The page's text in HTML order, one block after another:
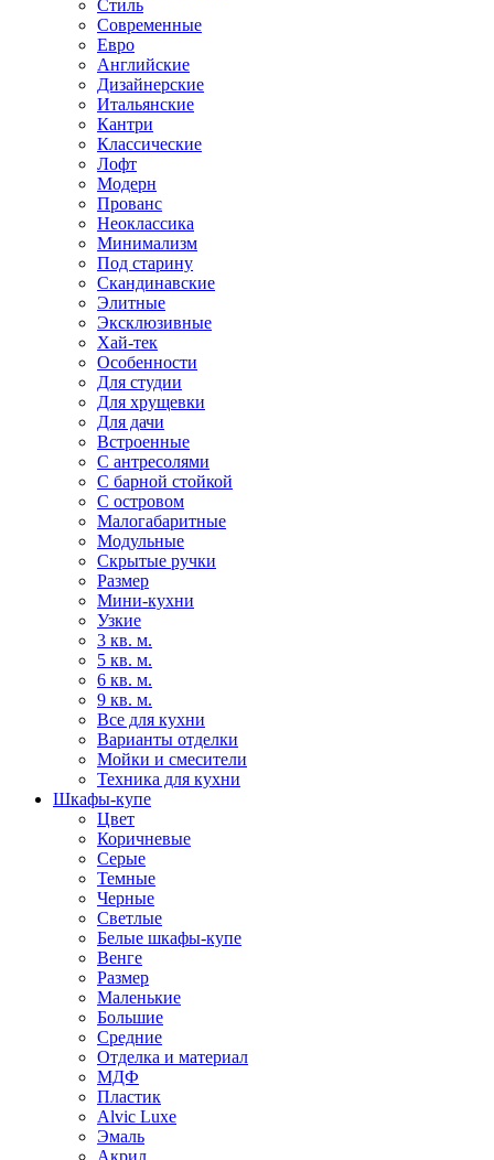
Стиль
Современные
Евро
Английские
Дизайнерские
Итальянские
Кантри
Классические
Лофт
Модерн
Прованс
Неоклассика
Минимализм
Под старину
Скандинавские
Элитные
Эксклюзивные
Хай-тек
Особенности
Для студии
Для хрущевки
Для дачи
Встроенные
С антресолями
С барной стойкой
С островом
Малогабаритные
Модульные
Скрытые ручки
Размер
Мини-кухни
Узкие
3 кв. м.
5 кв. м.
6 кв. м.
9 кв. м.
Все для кухни
Варианты отделки
Мойки и смесители
Техника для кухни
Шкафы-купе
Цвет
Коричневые
Серые
Темные
Черные
Светлые
Белые шкафы-купе
Венге
Размер
Маленькие
Большие
Средние
Отделка и материал
МДФ
Пластик
Alvic Luxe
Эмаль
Акрил